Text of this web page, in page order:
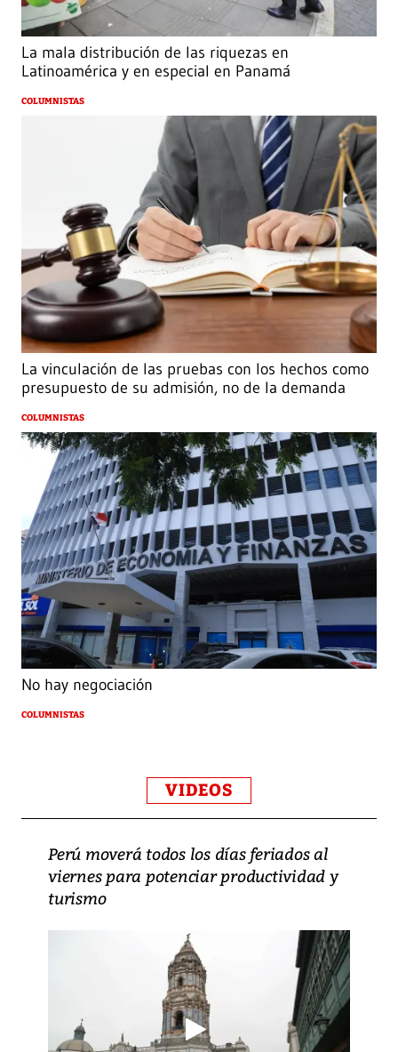
La mala distribución de las riquezas en
Latinoamérica y en especial en Panamá
COLUMNISTAS
La vinculación de las pruebas con los hechos como
presupuesto de su admisión, no de la demanda
COLUMNISTAS
No hay negociación
COLUMNISTAS
VIDEOS
Perú moverá todos los días feriados al
viernes para potenciar productividad y
turismo